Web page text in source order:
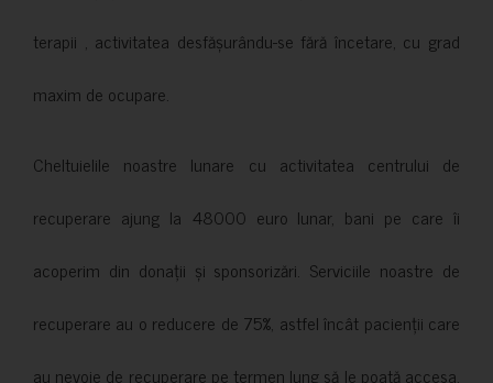
terapii , activitatea desfășurându-se fără încetare, cu grad
maxim de ocupare.
Cheltuielile noastre lunare cu activitatea centrului de
recuperare ajung la 48000 euro lunar, bani pe care îi
acoperim din donații și sponsorizări. Serviciile noastre de
recuperare au o reducere de 75%, astfel încât pacienții care
au nevoie de recuperare pe termen lung să le poată accesa.